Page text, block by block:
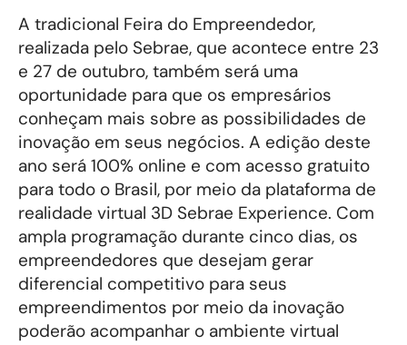
A tradicional Feira do Empreendedor,
realizada pelo Sebrae, que acontece entre 23
e 27 de outubro, também será uma
oportunidade para que os empresários
conheçam mais sobre as possibilidades de
inovação em seus negócios. A edição deste
ano será 100% online e com acesso gratuito
para todo o Brasil, por meio da plataforma de
realidade virtual 3D Sebrae Experience. Com
ampla programação durante cinco dias, os
empreendedores que desejam gerar
diferencial competitivo para seus
empreendimentos por meio da inovação
poderão acompanhar o ambiente virtual